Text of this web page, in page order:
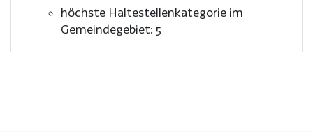
höchste Haltestellenkategorie im
Gemeindegebiet: 5